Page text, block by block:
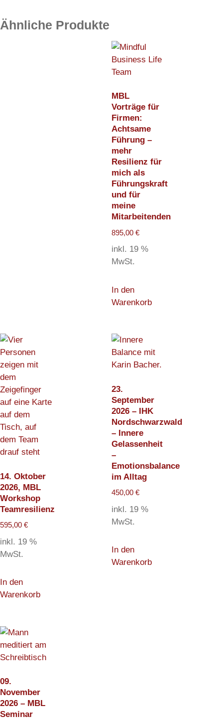
Ähnliche Produkte
MBL
Vorträge für
Firmen:
Achtsame
Führung –
mehr
Resilienz für
mich als
Führungskraft
und für
meine
Mitarbeitenden
895,00 €
inkl. 19 %
MwSt.
In den
Warenkorb
14. Oktober
2026, MBL
Workshop
Teamresilienz
595,00 €
inkl. 19 %
MwSt.
In den
Warenkorb
23.
September
2026 – IHK
Nordschwarzwald
– Innere
Gelassenheit
–
Emotionsbalance
im Alltag
450,00 €
inkl. 19 %
MwSt.
In den
Warenkorb
09.
November
2026 – MBL
Seminar